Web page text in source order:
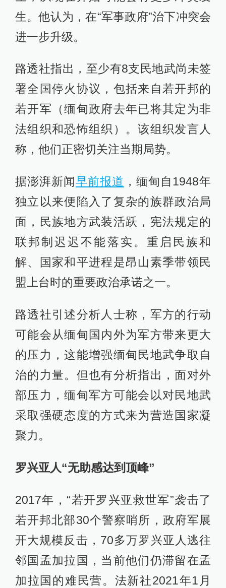
生。他认为，在“军事政府”治下冲突会
进一步升级。
路透社指出，至少有8支民地武尚未签
署全国停火协议，包括来自若开邦的
若开军（缅甸政府去年已将其定为非
法组织和恐怖组织）。该组织发言人
称，他们正密切关注当期局势。
据澎湃新闻早前报道 ，缅甸自1948年
独立以来便陷入了复杂的族群政治局
面，民族地方武装活跃，宪法规定的
联邦制迟迟不能落实。重启民族和
解、国家和平进程是昂山素季带领民
盟上台时的重要政治承诺之一。
路透社引述分析人士称，军方的行动
可能会从缅甸国内外为军方带来更大
的压力，这能增强缅甸民地武争取自
治的力量。但也有分析指出，面对外
部压力，缅甸军方可能会以对民地武
采取强硬态度的方式来为营造国家凝
聚力。
罗兴亚人“无助感达到顶峰”
2017年，“若开罗兴亚救世军”袭击了
若开邦北部30个警察哨所，政府军展
开大规模反击，70多万罗兴亚人逃往
邻国孟加拉国，当前他们仍滞留在孟
加拉国的难民营。法新社2021年1月